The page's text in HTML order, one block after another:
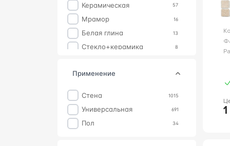
Rinascente Fusion 7
Арабески Майолика 7
Stone 6
Агуста 6
Aesthetica
SYMPHONYX
Tele Di Marmo Revolution
Фиолетовый
Керамическая 57
Мрамор 16
Белая глина 13
Стекло+керамика 8
Металл 4
применение
Стена 1015
Универсальная 691
Пол 34